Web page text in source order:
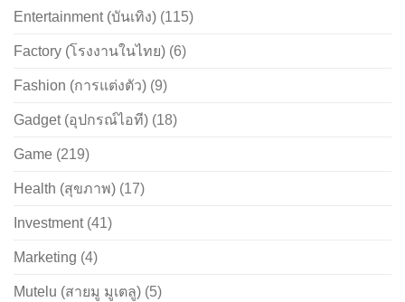
Entertainment (บันเทิง) (115)
Factory (โรงงานในไทย) (6)
Fashion (การแต่งตัว) (9)
Gadget (อุปกรณ์ไอที) (18)
Game (219)
Health (สุขภาพ) (17)
Investment(41)
Marketing (4)
Mutelu (สายมู มูเตลู) (5)